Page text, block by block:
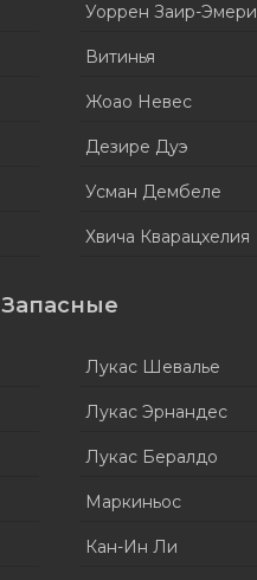
Уоррен Заир-Эмери
Витинья
Жоао Невес
Дезире Дуэ
Усман Дембеле
Хвича Кварацхелия
Запасные
Лукас Шевалье
Лукас Эрнандес
Лукас Бералдо
Маркиньос
Кан-Ин Ли